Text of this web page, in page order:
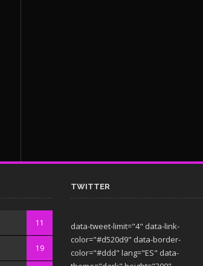
11
19
TWITTER
data-tweet-limit="4" data-link-
color="#d520d9" data-border-
color="#ddd" lang="ES" data-